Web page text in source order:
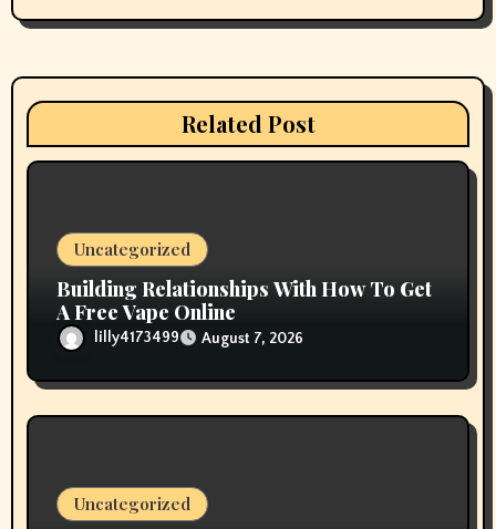
g
a
Related Post
Uncategorized
Building Relationships With How To Get
A Free Vape Online
lilly4173499 August 7, 2026
Uncategorized